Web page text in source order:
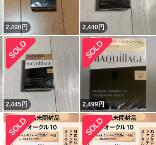
2,400円 2,440円
2,445円 2,499円